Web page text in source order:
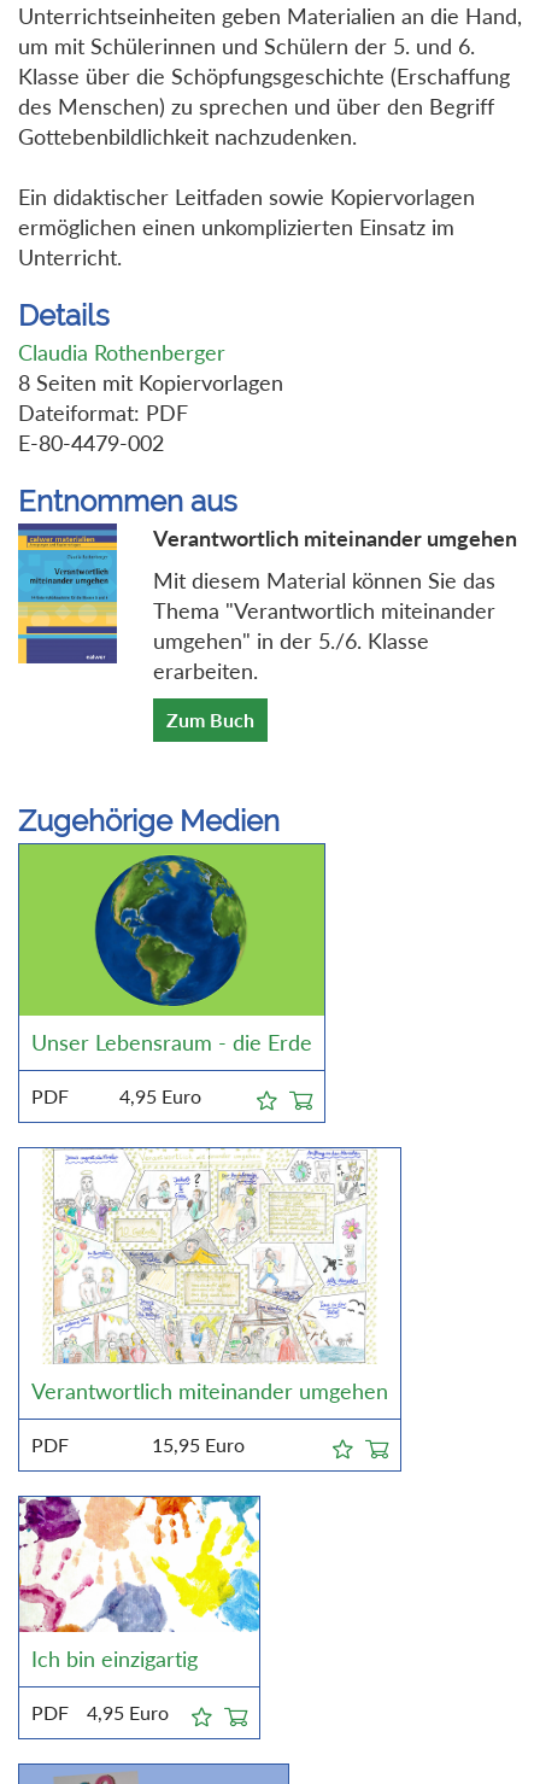
Unterrichtseinheiten geben Materialien an die Hand,
um mit Schülerinnen und Schülern der 5. und 6.
Klasse über die Schöpfungsgeschichte (Erschaffung
des Menschen) zu sprechen und über den Begriff
Gottebenbildlichkeit nachzudenken.
Ein didaktischer Leitfaden sowie Kopiervorlagen
ermöglichen einen unkomplizierten Einsatz im
Unterricht.
Details
Claudia Rothenberger
8 Seiten mit Kopiervorlagen
Dateiformat: PDF
E-80-4479-002
Entnommen aus
Verantwortlich miteinander umgehen
Mit diesem Material können Sie das
Thema "Verantwortlich miteinander
umgehen" in der 5./6. Klasse
erarbeiten.
Zum Buch
Zugehörige Medien
Unser Lebensraum - die Erde
PDF 4,95 Euro
Verantwortlich miteinander umgehen
PDF 15,95 Euro
Ich bin einzigartig
PDF 4,95 Euro